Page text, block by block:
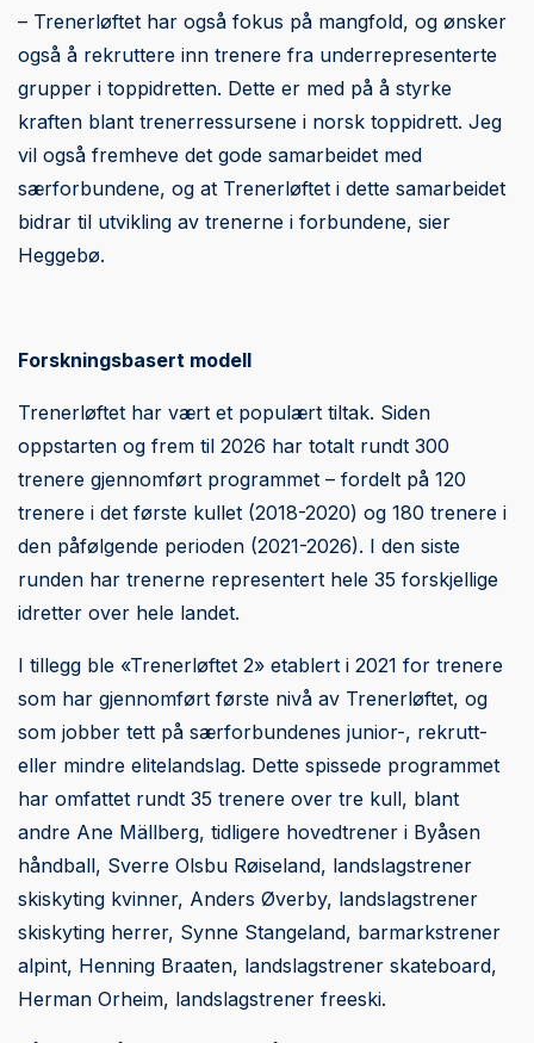
– Trenerløftet har også fokus på mangfold, og ønsker
også å rekruttere inn trenere fra underrepresenterte
grupper i toppidretten. Dette er med på å styrke
kraften blant trenerressursene i norsk toppidrett. Jeg
vil også fremheve det gode samarbeidet med
særforbundene, og at Trenerløftet i dette samarbeidet
bidrar til utvikling av trenerne i forbundene, sier
Heggebø.
Forskningsbasert modell
Trenerløftet har vært et populært tiltak. Siden
oppstarten og frem til 2026 har totalt rundt 300
trenere gjennomført programmet – fordelt på 120
trenere i det første kullet (2018-2020) og 180 trenere i
den påfølgende perioden (2021-2026). I den siste
runden har trenerne representert hele 35 forskjellige
idretter over hele landet.
I tillegg ble «Trenerløftet 2» etablert i 2021 for trenere
som har gjennomført første nivå av Trenerløftet, og
som jobber tett på særforbundenes junior-, rekrutt-
eller mindre elitelandslag. Dette spissede programmet
har omfattet rundt 35 trenere over tre kull, blant
andre Ane Mällberg, tidligere hovedtrener i Byåsen
håndball, Sverre Olsbu Røiseland, landslagstrener
skiskyting kvinner, Anders Øverby, landslagstrener
skiskyting herrer, Synne Stangeland, barmarkstrener
alpint, Henning Braaten, landslagstrener skateboard,
Herman Orheim, landslagstrener freeski.